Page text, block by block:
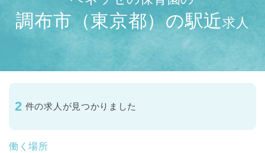
調布市（東京都）の駅近求人
2 件の求人が見つかりました
働く場所